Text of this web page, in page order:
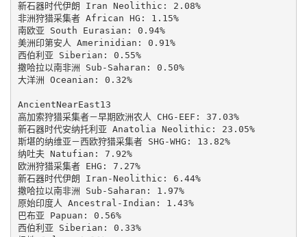
新石器时代伊朗 Iran Neolithic: 2.08%
非洲狩猎采集者 African HG: 1.15%
南欧亚 South Eurasian: 0.94%
美洲印第安人 Amerinidian: 0.91%
西伯利亚 Siberian: 0.55%
撒哈拉以南非洲 Sub-Saharan: 0.50%
大洋洲 Oceanian: 0.32%
AncientNearEast13
高加索狩猎采集者－早期欧洲农人 CHG-EEF: 37.03%
新石器时代安纳托利亚 Anatolia Neolithic: 23.05%
斯堪的纳维亚－西欧狩猎采集者 SHG-WHG: 13.82%
纳吐夫 Natufian: 7.92%
欧洲狩猎采集者 EHG: 7.27%
新石器时代伊朗 Iran-Neolithic: 6.44%
撒哈拉以南非洲 Sub-Saharan: 1.97%
原始印度人 Ancestral-Indian: 1.43%
巴布亚 Papuan: 0.56%
西伯利亚 Siberian: 0.33%